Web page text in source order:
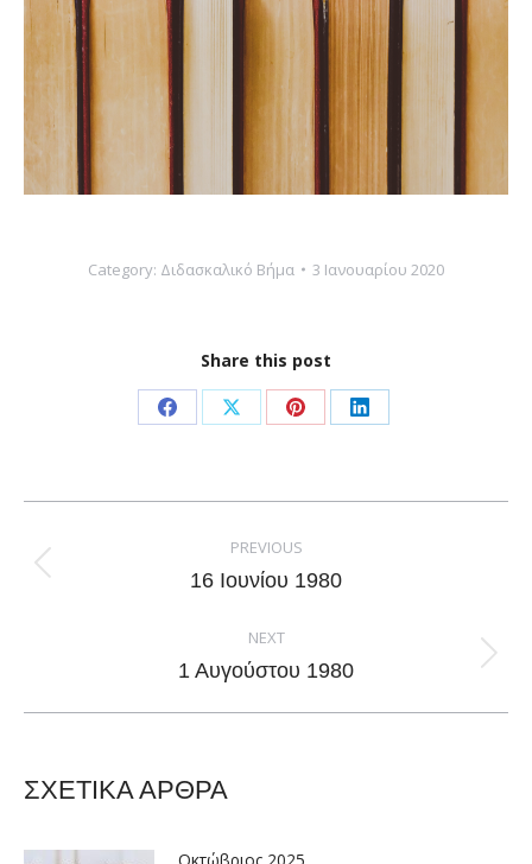
Category: Διδασκαλικό Βήμα 3 Ιανουαρίου 2020
Share this post
Share
Facebook
Share
X
Share
Pinterest
Share
LinkedIn
navigation
PREVIOUS
Previous
16 Ιουνίου 1980
NEXT
Next
1 Αυγούστου 1980
ΣΧΕΤΙΚΑ ΑΡΘΡΑ